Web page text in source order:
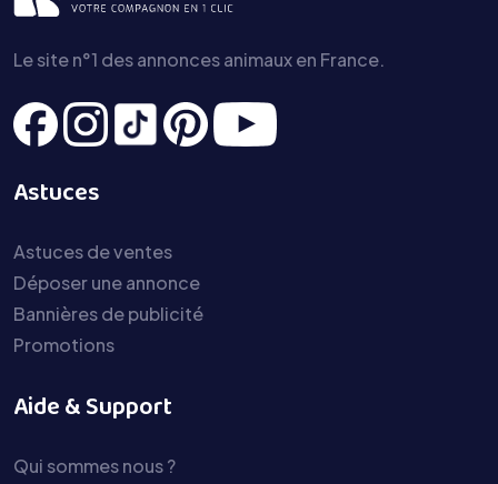
Le site n°1 des annonces animaux en France.
Astuces
Astuces de ventes
Déposer une annonce
Bannières de publicité
Promotions
Aide & Support
Qui sommes nous ?